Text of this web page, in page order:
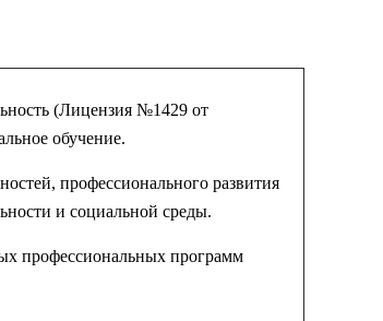
(Лицензия №1429 от
обучение.
профессионального развития
и социальной среды.
профессиональных программ